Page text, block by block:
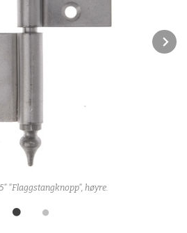
"Flaggstangknopp", høyre.